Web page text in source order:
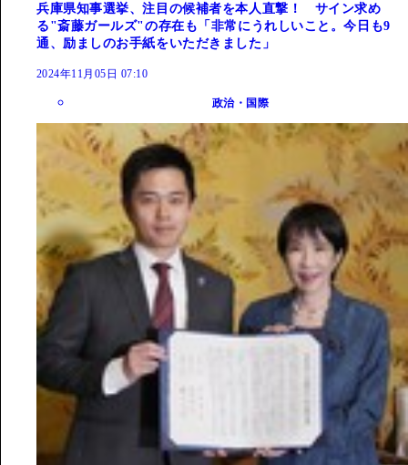
兵庫県知事選挙、注目の候補者を本人直撃！ サイン求め
る"斎藤ガールズ"の存在も「非常にうれしいこと。今日も9
通、励ましのお手紙をいただきました」
2024年11月05日 07:10
政治・国際